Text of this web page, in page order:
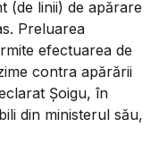
(de linii) de apărare
Preluarea
efectuarea de
contra apărării
Şoigu, în
din ministerul său,